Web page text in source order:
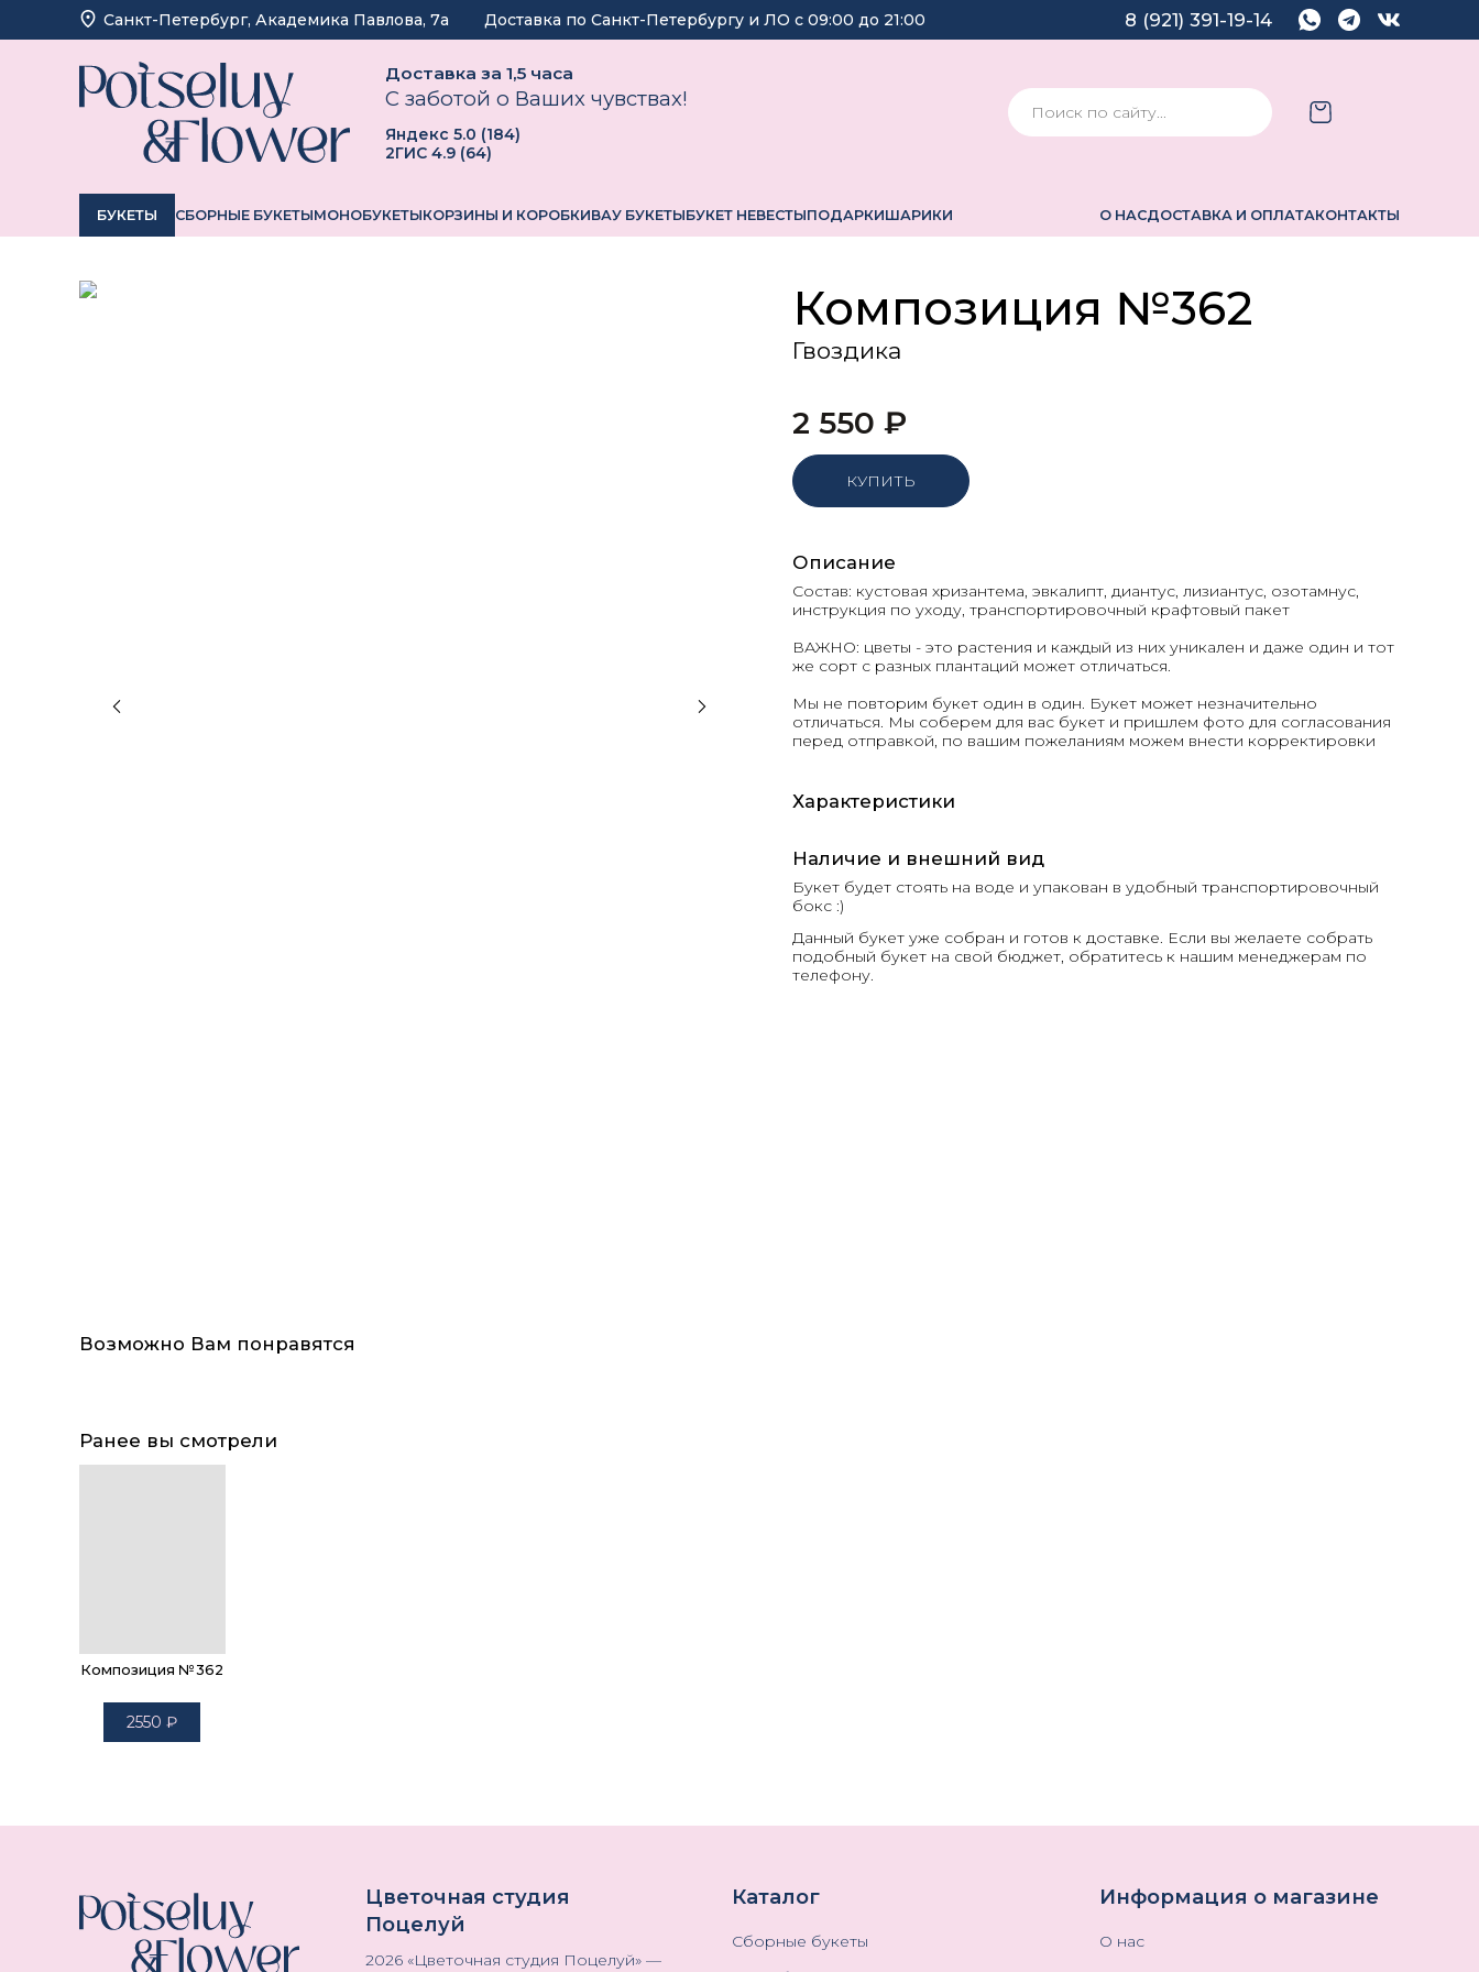
Санкт-Петербург, ​Академика Павлова, 7а Доставка по Санкт-Петербургу и ЛО с 09:00 до 21:00 8 (921) 391-19-14
Доставка за 1,5 часа
С заботой о Ваших чувствах!
Яндекс 5.0 (184)
2ГИС 4.9 (64)
БУКЕТЫ СБОРНЫЕ БУКЕТЫМОНОБУКЕТЫКОРЗИНЫ И КОРОБКИВАУ БУКЕТЫБУКЕТ НЕВЕСТЫПОДАРКИШАРИКИ О НАСДОСТАВКА И ОПЛАТАКОНТАКТЫ
Композиция №362
Гвоздика
2 550 ₽
КУПИТЬ
Описание
Состав: кустовая хризантема, эвкалипт, диантус, лизиантус, озотамнус,
инструкция по уходу, транспортировочный крафтовый пакет
ВАЖНО: цветы - это растения и каждый из них уникален и даже один и тот
же сорт с разных плантаций может отличаться.
Мы не повторим букет один в один. Букет может незначительно
отличаться. Мы соберем для вас букет и пришлем фото для согласования
перед отправкой, по вашим пожеланиям можем внести корректировки
Характеристики
Наличие и внешний вид
Букет будет стоять на воде и упакован в удобный транспортировочный
бокс :)
Данный букет уже собран и готов к доставке. Если вы желаете собрать
подобный букет на свой бюджет, обратитесь к нашим менеджерам по
телефону.
Возможно Вам понравятся
Ранее вы смотрели
Композиция №362
2550 ₽
Цветочная студия
Поцелуй
2026 «Цветочная студия Поцелуй» —
Каталог
Сборные букеты
Информация о магазине
О нас